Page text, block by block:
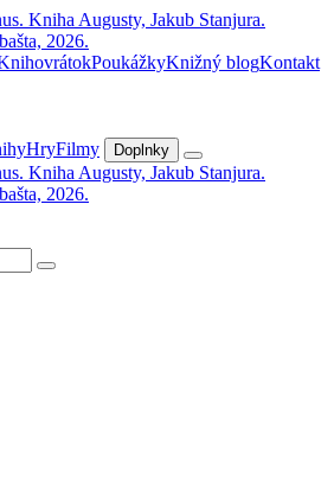
PoukážkyKnižný blogKontakt
HryFilmy Doplnky